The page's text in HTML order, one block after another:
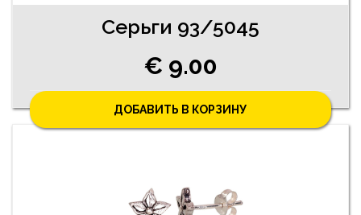
Серьги 93/5045
€ 9.00
ДОБАВИТЬ В КОРЗИНУ